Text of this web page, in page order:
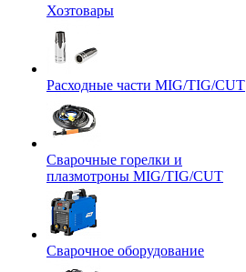
Хозтовары
Расходные части MIG/TIG/CUT
Сварочные горелки и
плазмотроны MIG/TIG/CUT
Сварочное оборудование